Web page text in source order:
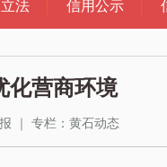
化营商环境
专栏： 黄石动态